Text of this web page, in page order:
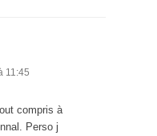
11:45
compris à
Perso j